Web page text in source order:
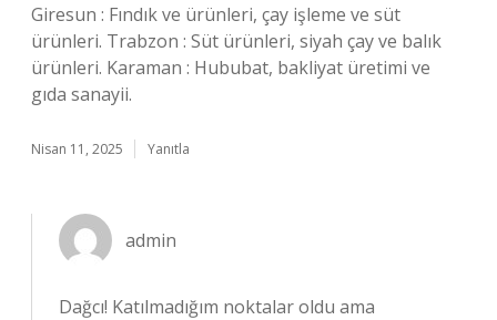
Giresun : Fındık ve ürünleri, çay işleme ve süt
ürünleri. Trabzon : Süt ürünleri, siyah çay ve balık
ürünleri. Karaman : Hububat, bakliyat üretimi ve
gıda sanayii.
Nisan 11, 2025 Yanıtla
admin
Dağcı! Katılmadığım noktalar oldu ama